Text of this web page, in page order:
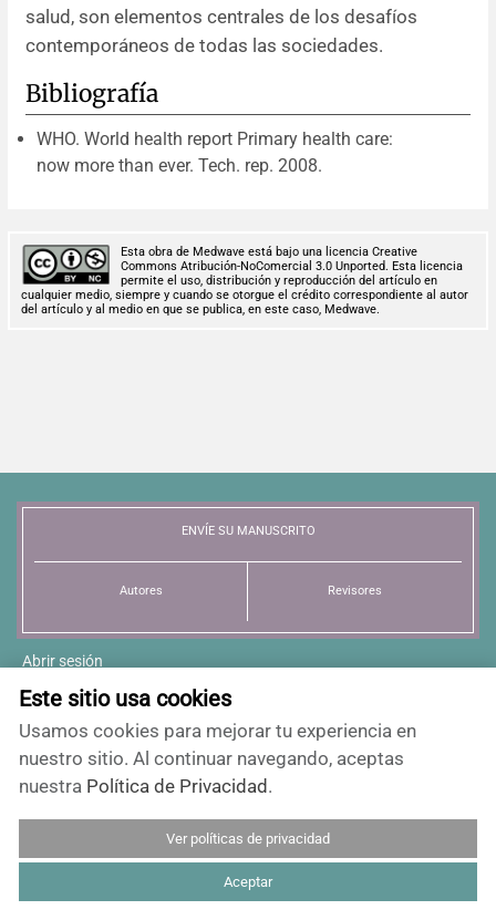
Este sitio usa cookies
Usamos cookies para mejorar tu experiencia en
nuestro sitio. Al continuar navegando, aceptas
nuestra Política de Privacidad.
Ver políticas de privacidad
Aceptar
salud, son elementos centrales de los desafíos
contemporáneos de todas las sociedades.
Bibliografía
WHO. World health report Primary health care:
now more than ever. Tech. rep. 2008.
Esta obra de Medwave está bajo una licencia Creative
Commons Atribución-NoComercial 3.0 Unported. Esta licencia
permite el uso, distribución y reproducción del artículo en
cualquier medio, siempre y cuando se otorgue el crédito correspondiente al autor
del artículo y al medio en que se publica, en este caso, Medwave.
ENVÍE SU MANUSCRITO
Autores Revisores
Abrir sesión
Registro
Recibir alertas
Políticas de cobros
Instrucciones para autores